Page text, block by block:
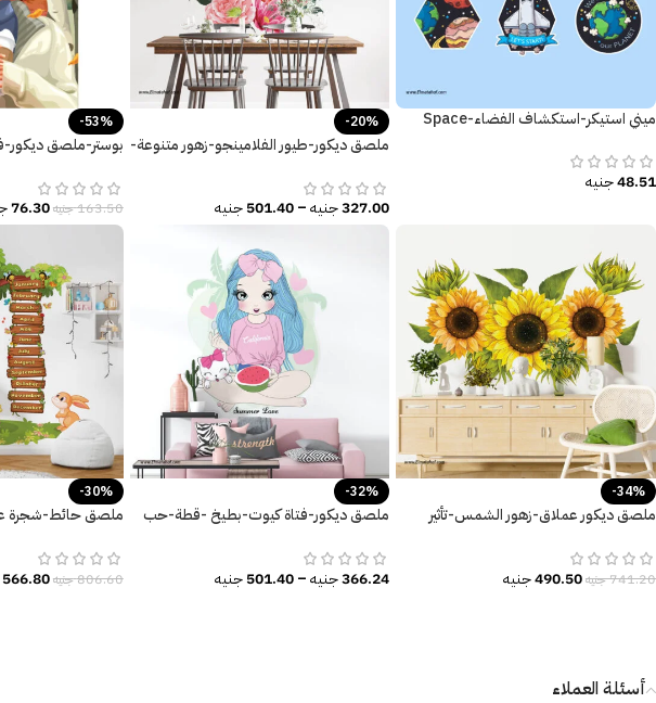
ميني استيكر-استكشاف الفضاء-Space
48.51جنيه
-20%
ملصق ديكور-طيور الفلامينجو-زهور متنوعة-
327.00جنيه –
501.40جنيه
-53%
بوستر-ملصق ديكور-
163.50جنيه76.30
-34%
ملصق ديكور عملاق-زهور الشمس-تأثير
741.20جنيه490.50جنيه
-32%
ملصق ديكور-فتاة كيوت-بطيخ -قطة-حب
366.24جنيه –
501.40جنيه
-30%
ملصق حائط-شجرة
806.60جنيه566.80
أسئلة العملاء